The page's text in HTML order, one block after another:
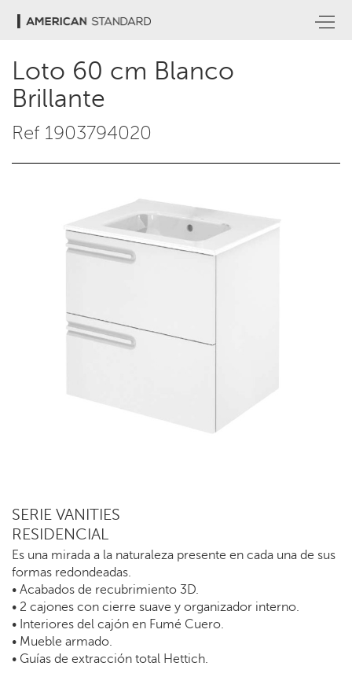
Loto 60 cm Blanco
Brillante
Ref 1903794020
SERIE VANITIES
RESIDENCIAL
Es una mirada a la naturaleza presente en cada una de sus
formas redondeadas.
• Acabados de recubrimiento 3D.
• 2 cajones con cierre suave y organizador interno.
• Interiores del cajón en Fumé Cuero.
• Mueble armado.
• Guías de extracción total Hettich.